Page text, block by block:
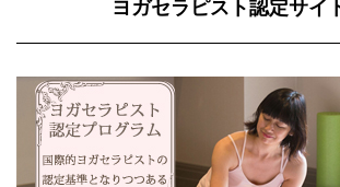
ヨガセラピスト認定サイ